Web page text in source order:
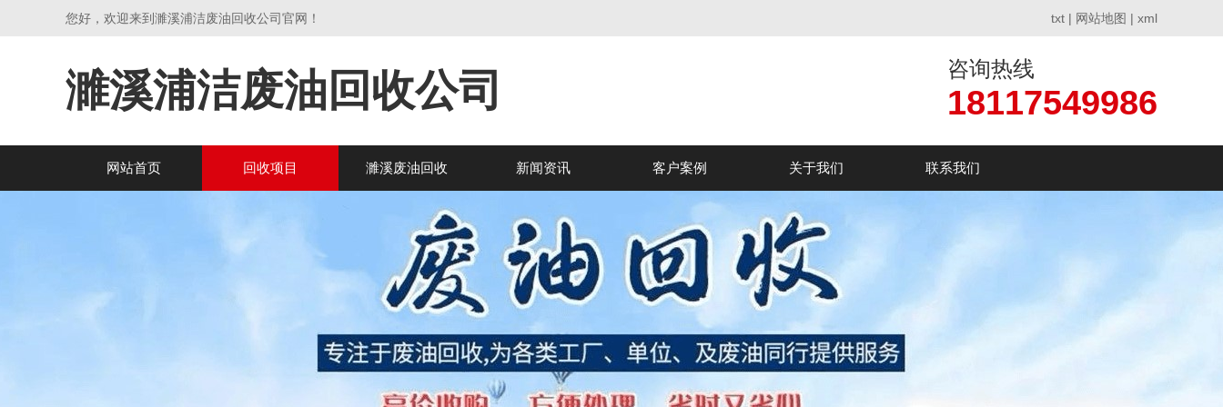
您好，欢迎来到濉溪浦洁废油回收公司官网！ txt | 网站地图 | xml
濉溪浦洁废油回收公司 咨询热线
18117549986
网站首页 回收项目 濉溪废油回收 新闻资讯 客户案例 关于我们 联系我们